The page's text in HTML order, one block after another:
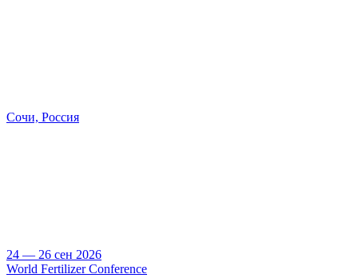
Сочи, Россия
24 — 26 сен 2026
World Fertilizer Conference